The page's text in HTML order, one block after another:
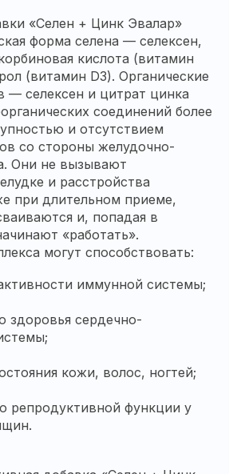
«Селен + Цинк Эвалар»
форма селена — селексен,
кислота (витамин
(витамин D3). Органические
селексен и цитрат цинка
соединений более
и отсутствием
со стороны желудочно-
Они не вызывают
и расстройства
при длительном приеме,
и, попадая в
«работать».
могут способствовать:
иммунной системы;
здоровья сердечно-
кожи, волос, ногтей;
репродуктивной функции у